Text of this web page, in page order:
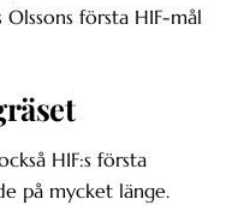
första HIF-mål
HIF:s första
på mycket länge.